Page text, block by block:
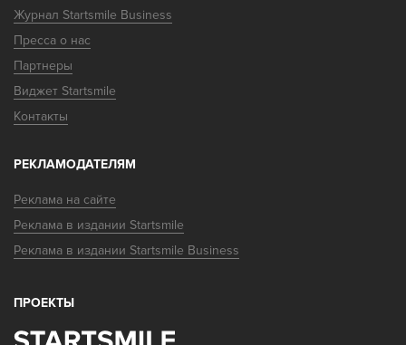
Журнал Startsmile Business
Пресса о нас
Партнеры
Виджет Startsmile
Контакты
РЕКЛАМОДАТЕЛЯМ
Реклама на сайте
Реклама в издании Startsmile
Реклама в издании Startsmile Business
ПРОЕКТЫ